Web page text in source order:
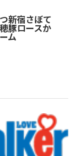
新宿さぼて
豚ロースか
ム